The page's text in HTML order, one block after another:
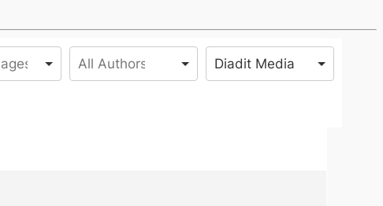
Diadit Media